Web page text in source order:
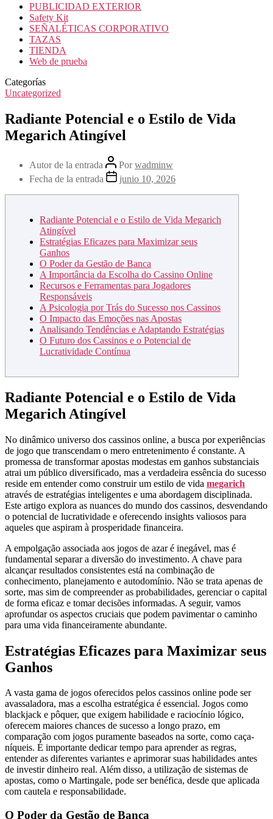
PUBLICIDAD EXTERIOR
Safety Kit
SEÑALÉTICAS CORPORATIVO
TAZAS
TIENDA
Web de prueba
Categorías
Uncategorized
Radiante Potencial e o Estilo de Vida
Megarich Atingível
Autor de la entrada Porwadminw
Fecha de la entrada
junio 10, 2026
Radiante Potencial e o Estilo de Vida Megarich
Atingível
Estratégias Eficazes para Maximizar seus
Ganhos
O Poder da Gestão de Banca
A Importância da Escolha do Cassino Online
Recursos e Ferramentas para Jogadores
Responsáveis
A Psicologia por Trás do Sucesso nos Cassinos
O Impacto das Emoções nas Apostas
Analisando Tendências e Adaptando Estratégias
O Futuro dos Cassinos e o Potencial de
Lucratividade Contínua
Radiante Potencial e o Estilo de Vida
Megarich Atingível
No dinâmico universo dos cassinos online, a busca por experiências
de jogo que transcendam o mero entretenimento é constante. A
promessa de transformar apostas modestas em ganhos substanciais
atrai um público diversificado, mas a verdadeira essência do sucesso
reside em entender como construir um estilo de vida megarich
através de estratégias inteligentes e uma abordagem disciplinada.
Este artigo explora as nuances do mundo dos cassinos, desvendando
o potencial de lucratividade e oferecendo insights valiosos para
aqueles que aspiram à prosperidade financeira.
A empolgação associada aos jogos de azar é inegável, mas é
fundamental separar a diversão do investimento. A chave para
alcançar resultados consistentes está na combinação de
conhecimento, planejamento e autodomínio. Não se trata apenas de
sorte, mas sim de compreender as probabilidades, gerenciar o capital
de forma eficaz e tomar decisões informadas. A seguir, vamos
aprofundar os aspectos cruciais que podem pavimentar o caminho
para uma vida financeiramente abundante.
Estratégias Eficazes para Maximizar seus
Ganhos
A vasta gama de jogos oferecidos pelos cassinos online pode ser
avassaladora, mas a escolha estratégica é essencial. Jogos como
blackjack e pôquer, que exigem habilidade e raciocínio lógico,
oferecem maiores chances de sucesso a longo prazo, em
comparação com jogos puramente baseados na sorte, como caça-
níqueis. É importante dedicar tempo para aprender as regras,
entender as diferentes variantes e aprimorar suas habilidades antes
de investir dinheiro real. Além disso, a utilização de sistemas de
apostas, como o Martingale, pode ser benéfica, desde que aplicada
com cautela e responsabilidade.
O Poder da Gestão de Banca